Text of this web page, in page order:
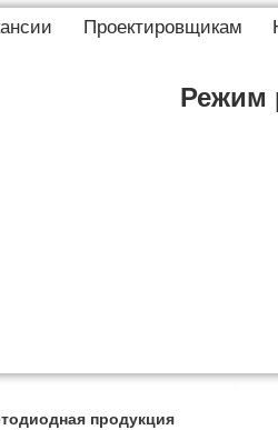
Проектировщикам
Режим
продукция